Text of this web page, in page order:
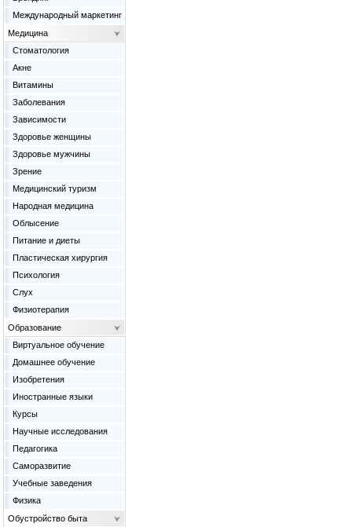
Международный маркетинг
Медицина
Cтоматология
Акне
Витамины
Заболевания
Зависимости
Здоровье женщины
Здоровье мужчины
Зрение
Медицинский туризм
Народная медицина
Облысение
Питание и диеты
Пластическая хирургия
Психология
Слух
Физиотерапия
Образование
Виртуальное обучение
Домашнее обучение
Изобретения
Иностранные языки
Курсы
Научные исследования
Педагогика
Саморазвитие
Учебные заведения
Физика
Обустройство быта